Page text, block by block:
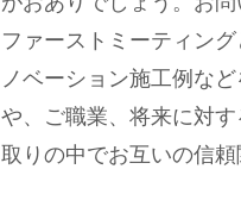
ファーストミーティン
ノベーション施工例な
や、ご職業、将来に対
取りの中でお互いの信